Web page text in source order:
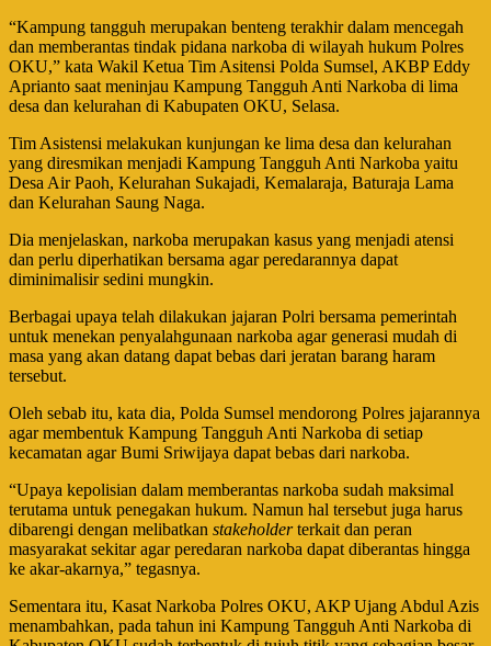
“Kampung tangguh merupakan benteng terakhir dalam mencegah
dan memberantas tindak pidana narkoba di wilayah hukum Polres
OKU,” kata Wakil Ketua Tim Asitensi Polda Sumsel, AKBP Eddy
Aprianto saat meninjau Kampung Tangguh Anti Narkoba di lima
desa dan kelurahan di Kabupaten OKU, Selasa.
Tim Asistensi melakukan kunjungan ke lima desa dan kelurahan
yang diresmikan menjadi Kampung Tangguh Anti Narkoba yaitu
Desa Air Paoh, Kelurahan Sukajadi, Kemalaraja, Baturaja Lama
dan Kelurahan Saung Naga.
Dia menjelaskan, narkoba merupakan kasus yang menjadi atensi
dan perlu diperhatikan bersama agar peredarannya dapat
diminimalisir sedini mungkin.
Berbagai upaya telah dilakukan jajaran Polri bersama pemerintah
untuk menekan penyalahgunaan narkoba agar generasi mudah di
masa yang akan datang dapat bebas dari jeratan barang haram
tersebut.
Oleh sebab itu, kata dia, Polda Sumsel mendorong Polres jajarannya
agar membentuk Kampung Tangguh Anti Narkoba di setiap
kecamatan agar Bumi Sriwijaya dapat bebas dari narkoba.
“Upaya kepolisian dalam memberantas narkoba sudah maksimal
terutama untuk penegakan hukum. Namun hal tersebut juga harus
dibarengi dengan melibatkan stakeholderterkait dan peran
masyarakat sekitar agar peredaran narkoba dapat diberantas hingga
ke akar-akarnya,” tegasnya.
Sementara itu, Kasat Narkoba Polres OKU, AKP Ujang Abdul Azis
menambahkan, pada tahun ini Kampung Tangguh Anti Narkoba di